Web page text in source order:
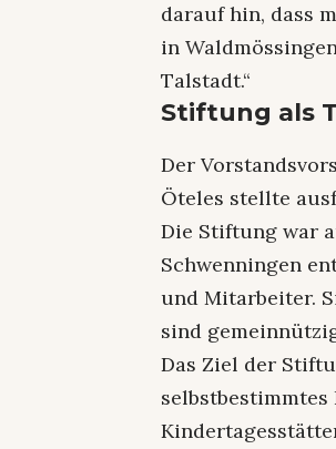
darauf hin, dass
in
Talstadt.“
Stiftung als
Der
Öteles stellte
Die Stiftung war
Schwenningen
und Mitarbeiter.
sind
Das Ziel der